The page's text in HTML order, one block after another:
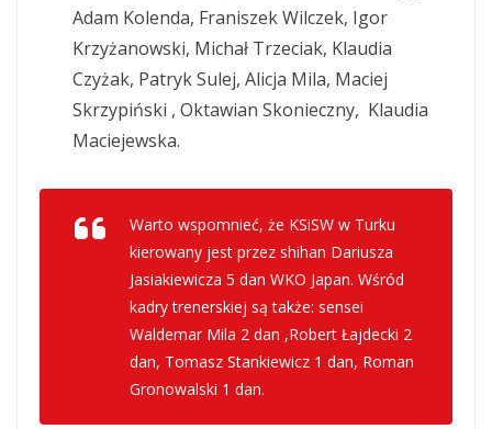
Adam Kolenda, Franiszek Wilczek, Igor
Krzyżanowski, Michał Trzeciak, Klaudia
Czyżak, Patryk Sulej, Alicja Mila, Maciej
Skrzypiński , Oktawian Skonieczny, Klaudia
Maciejewska.
Warto wspomnieć, że KSiSW w Turku
kierowany jest przez shihan Dariusza
Jasiakiewicza 5 dan WKO Japan. Wśród
kadry trenerskiej są także: sensei
Waldemar Mila 2 dan ,Robert Łajdecki 2
dan, Tomasz Stankiewicz 1 dan, Roman
Gronowalski 1 dan.